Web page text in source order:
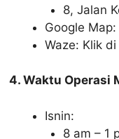
8, Jalan
Google
Waze: Klik di
4. Waktu Operasi
Isnin:
8 am – 1